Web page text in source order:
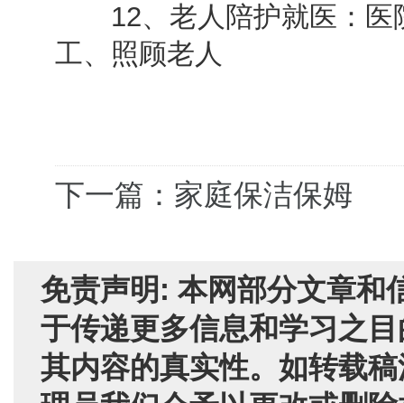
12、老人陪护就医：医
工、照顾老人
下一篇：家庭保洁保姆
免责声明: 本网部分文章和
于传递更多信息和学习之
其内容的真实性。如转载